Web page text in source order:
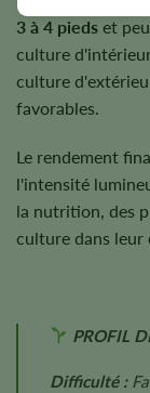
3 à 4 pieds et
culture
culture
favorables.
Le rendement
l'intensité
la nutrition, des
culture dans leur
PROFIL
Difficulté :